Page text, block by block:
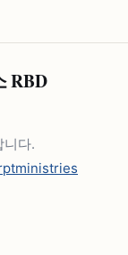
RBD
니다.